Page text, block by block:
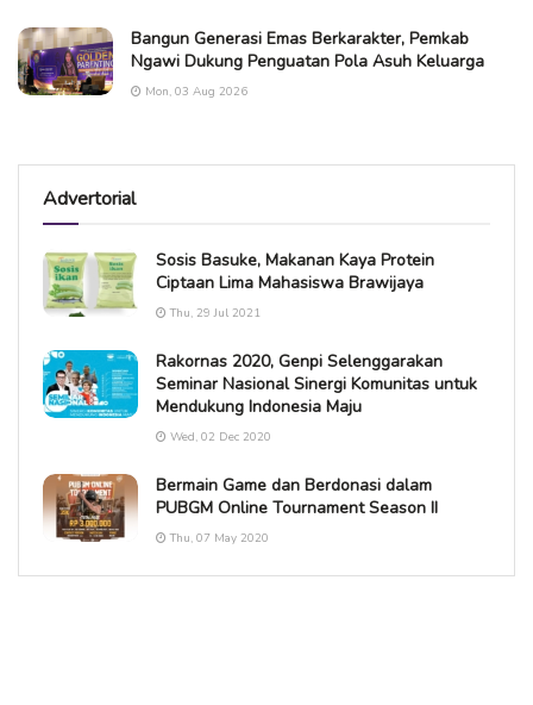
Bangun Generasi Emas Berkarakter, Pemkab
Ngawi Dukung Penguatan Pola Asuh Keluarga
Mon, 03 Aug 2026
Advertorial
Sosis Basuke, Makanan Kaya Protein
Ciptaan Lima Mahasiswa Brawijaya
Thu, 29 Jul 2021
Rakornas 2020, Genpi Selenggarakan
Seminar Nasional Sinergi Komunitas untuk
Mendukung Indonesia Maju
Wed, 02 Dec 2020
Bermain Game dan Berdonasi dalam
PUBGM Online Tournament Season II
Thu, 07 May 2020